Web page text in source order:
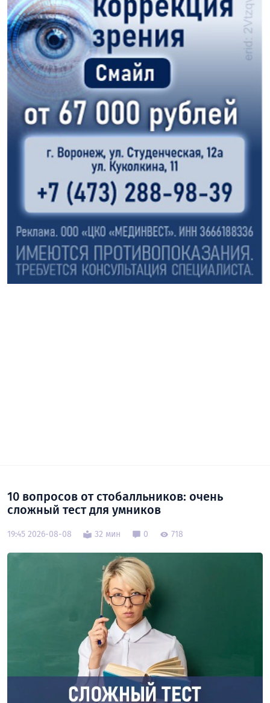
10 вопросов от стобалльников: очень
сложный тест для умников
19:45 2026-08-08 32 мин 0 718